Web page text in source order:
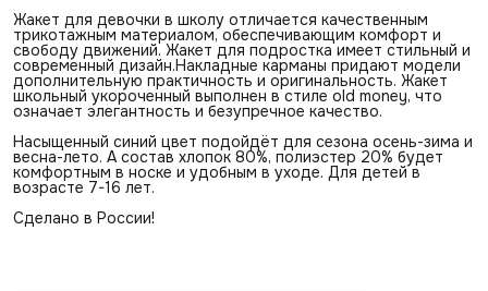
Жакет для девочки в школу отличается качественным
трикотажным материалом, обеспечивающим комфорт и
свободу движений. Жакет для подростка имеет стильный и
современный дизайн.Накладные карманы придают модели
дополнительную практичность и оригинальность. Жакет
школьный укороченный выполнен в стиле old money, что
означает элегантность и безупречное качество.
Насыщенный синий цвет подойдёт для сезона осень-зима и
весна-лето. А состав хлопок 80%, полиэстер 20% будет
комфортным в носке и удобным в уходе. Для детей в
возрасте 7-16 лет.
Сделано в России!